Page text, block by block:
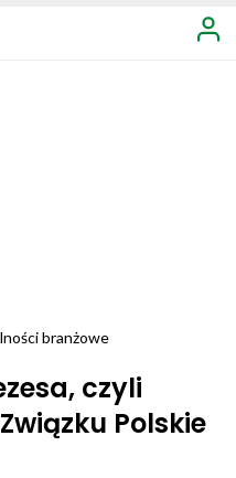
branżowe
czyli
Polskie